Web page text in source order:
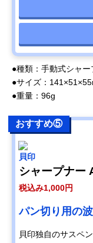
●種類：手動式シャー
●サイズ：
●重量：96g
おすすめ⑤
貝印
シャープナー
税込み1,000円
パン切り用の
貝印独自のサスペ